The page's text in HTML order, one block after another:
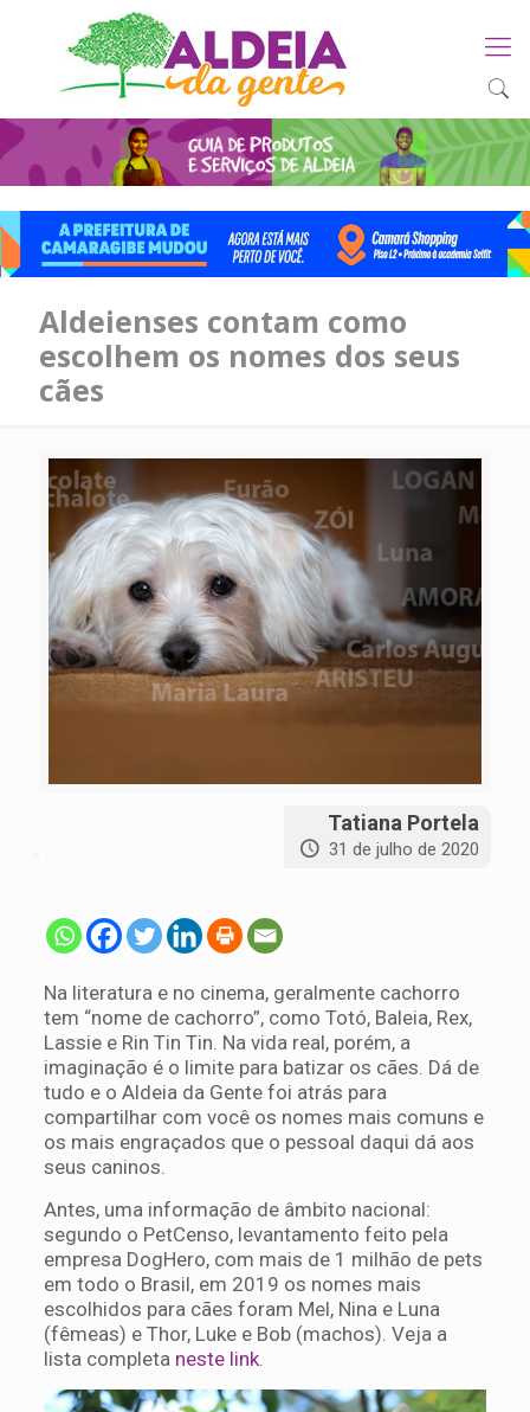
Aldeienses contam como
escolhem os nomes dos seus
cães
Tatiana Portela
31 de julho de 2020
Na literatura e no cinema, geralmente cachorro
tem “nome de cachorro”, como Totó, Baleia, Rex,
Lassie e Rin Tin Tin. Na vida real, porém, a
imaginação é o limite para batizar os cães. Dá de
tudo e o Aldeia da Gente foi atrás para
compartilhar com você os nomes mais comuns e
os mais engraçados que o pessoal daqui dá aos
seus caninos.
Antes, uma informação de âmbito nacional:
segundo o PetCenso, levantamento feito pela
empresa DogHero, com mais de 1 milhão de pets
em todo o Brasil, em 2019 os nomes mais
escolhidos para cães foram Mel, Nina e Luna
(fêmeas) e Thor, Luke e Bob (machos). Veja a
lista completa neste link.